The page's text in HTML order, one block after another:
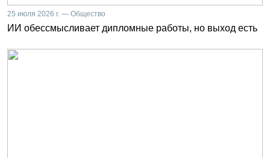
25 июля 2026 г. — Общество
ИИ обессмысливает дипломные работы, но выход есть